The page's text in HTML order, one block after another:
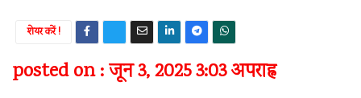
शेयर करें !
posted on : जून 3, 2025 3:03 अपराह्न